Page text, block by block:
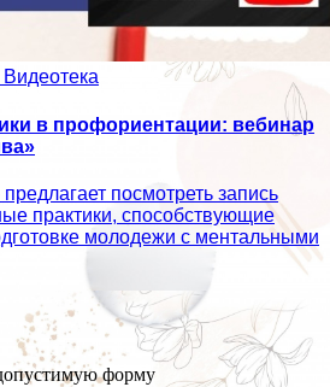
в профориентации: вебинар
посмотреть запись
практики, способствующие
молодежи с ментальными
форму